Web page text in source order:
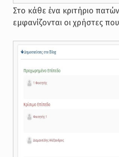
Στο κάθε ένα κριτήριο
εμφανίζονται οι χρήστες